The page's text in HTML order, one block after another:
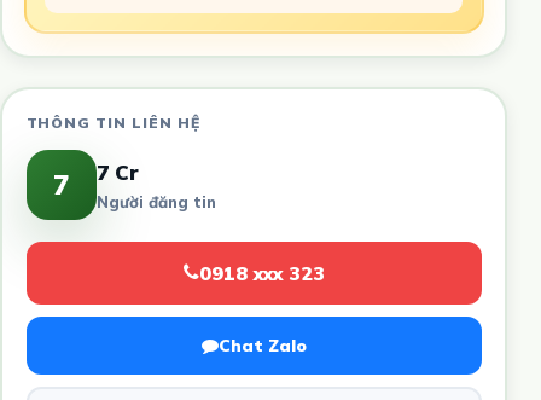
THÔNG TIN LIÊN HỆ
7 7 Cr
Người đăng tin
0918 xxx 323
Chat Zalo